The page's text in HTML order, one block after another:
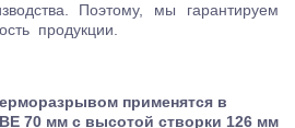
Поэтому, мы гарантируем
продукции.
применятся в
70 мм с высотой створки 126 мм